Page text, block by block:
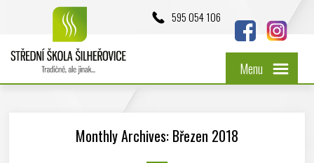
595 054 106
Menu
Monthly Archives: Březen 2018